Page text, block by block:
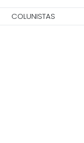
COLUNISTAS